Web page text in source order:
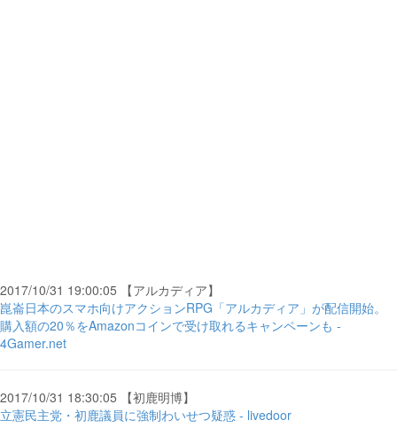
2017/10/31 19:00:05 【アルカディア】
崑崙日本のスマホ向けアクションRPG「アルカディア」が配信開始。
購入額の20％をAmazonコインで受け取れるキャンペーンも -
4Gamer.net
2017/10/31 18:30:05 【初鹿明博】
立憲民主党・初鹿議員に強制わいせつ疑惑 - livedoor